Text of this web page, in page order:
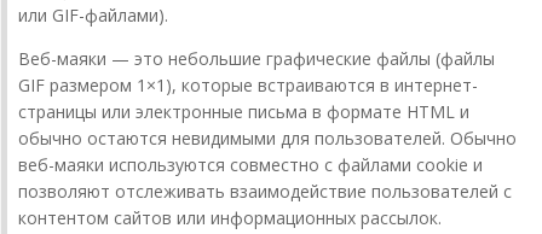
или GIF-файлами).
Веб-маяки — это небольшие графические файлы (файлы
GIF размером 1×1), которые встраиваются в интернет-
страницы или электронные письма в формате HTML и
обычно остаются невидимыми для пользователей. Обычно
веб-маяки используются совместно с файлами cookie и
позволяют отслеживать взаимодействие пользователей с
контентом сайтов или информационных рассылок.